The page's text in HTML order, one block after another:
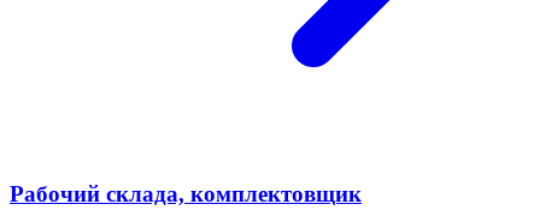
Рабочий склада, комплектовщик